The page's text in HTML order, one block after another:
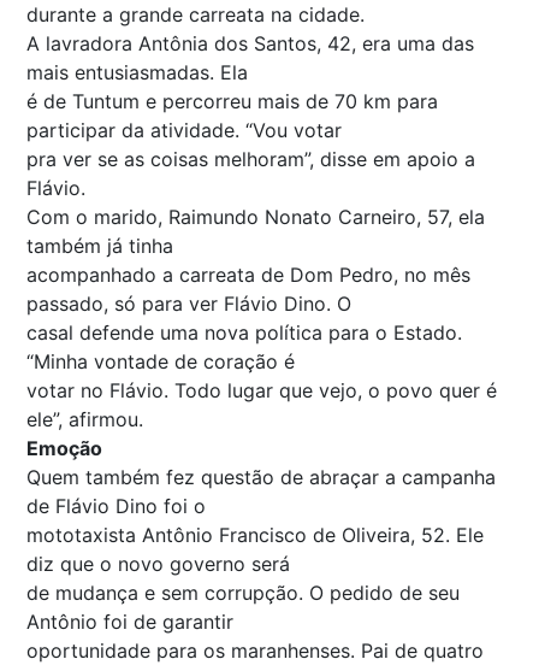
durante a grande carreata na cidade.
A lavradora Antônia dos Santos, 42, era uma das
mais entusiasmadas. Ela
é de Tuntum e percorreu mais de 70 km para
participar da atividade. “Vou votar
pra ver se as coisas melhoram”, disse em apoio a
Flávio.
Com o marido, Raimundo Nonato Carneiro, 57, ela
também já tinha
acompanhado a carreata de Dom Pedro, no mês
passado, só para ver Flávio Dino. O
casal defende uma nova política para o Estado.
“Minha vontade de coração é
votar no Flávio. Todo lugar que vejo, o povo quer é
ele”, afirmou.
Emoção
Quem também fez questão de abraçar a campanha
de Flávio Dino foi o
mototaxista Antônio Francisco de Oliveira, 52. Ele
diz que o novo governo será
de mudança e sem corrupção. O pedido de seu
Antônio foi de garantir
oportunidade para os maranhenses. Pai de quatro